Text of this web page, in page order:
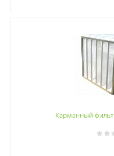
Карманный